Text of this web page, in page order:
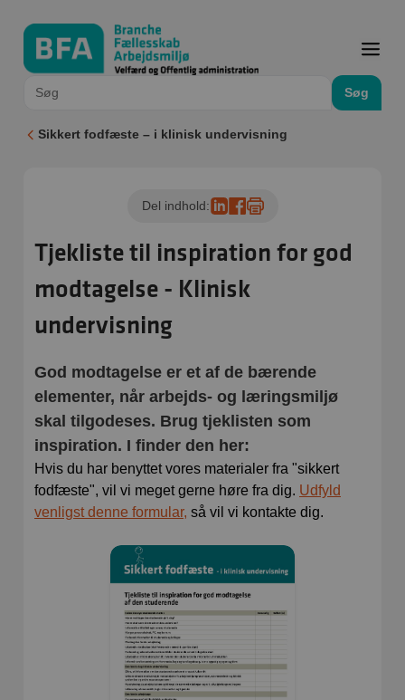
Søg
Sikkert fodfæste – i klinisk undervisning
Tjekliste til inspiration for god
modtagelse - Klinisk
undervisning
Del indhold:
God modtagelse er et af de bærende
elementer, når arbejds- og læringsmiljø
skal tilgodeses. Brug tjeklisten som
inspiration. I finder den her:
Hvis du har benyttet vores materialer fra "sikkert
fodfæste", vil vi meget gerne høre fra dig. Udfyld
venligst denne formular, så vil vi kontakte dig.